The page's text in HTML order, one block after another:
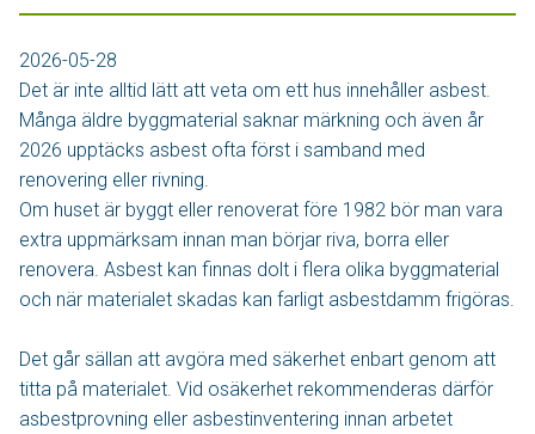
2026-05-28
Det är inte alltid lätt att veta om ett hus innehåller asbest.
Många äldre byggmaterial saknar märkning och även år
2026 upptäcks asbest ofta först i samband med
renovering eller rivning.
Om huset är byggt eller renoverat före 1982 bör man vara
extra uppmärksam innan man börjar riva, borra eller
renovera. Asbest kan finnas dolt i flera olika byggmaterial
och när materialet skadas kan farligt asbestdamm frigöras.
Det går sällan att avgöra med säkerhet enbart genom att
titta på materialet. Vid osäkerhet rekommenderas därför
asbestprovning eller asbestinventering innan arbetet